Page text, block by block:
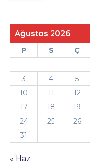
Ağustos 2026
P S Ç
3
4 5
10
11 12
17
18 19
24
25 26
31
« Haz